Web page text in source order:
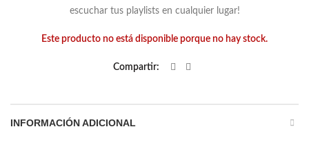
escuchar tus playlists en cualquier lugar!
Este producto no está disponible porque no hay stock.
Compartir
INFORMACIÓN ADICIONAL